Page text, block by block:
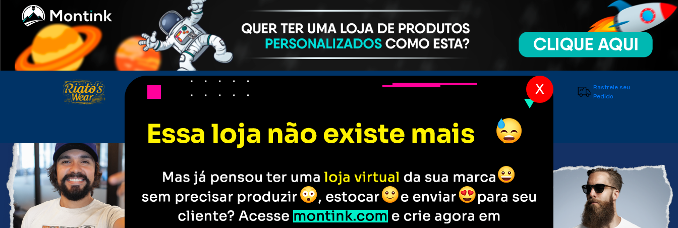
X
Riato's Wear - Camisetas e produtos personalizados
Entre em
Contato
Rastreie seu
Pedido
Camisetas Bonés